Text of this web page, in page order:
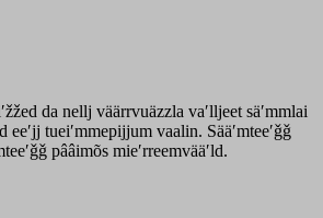
da nellj väärrvuäzzla vaʹlljeet säʹmmlai
eeʹjj tueiʹmmepijjum vaalin. Sääʹmteeʹǧǧ
pââimõs mieʹrreemvääʹld.